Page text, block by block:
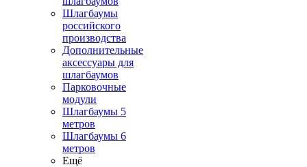
Шлагбаумы
российского
производства
Дополнительные
аксессуары для
шлагбаумов
Парковочные
модули
Шлагбаумы 5
метров
Шлагбаумы 6
метров
Ещё